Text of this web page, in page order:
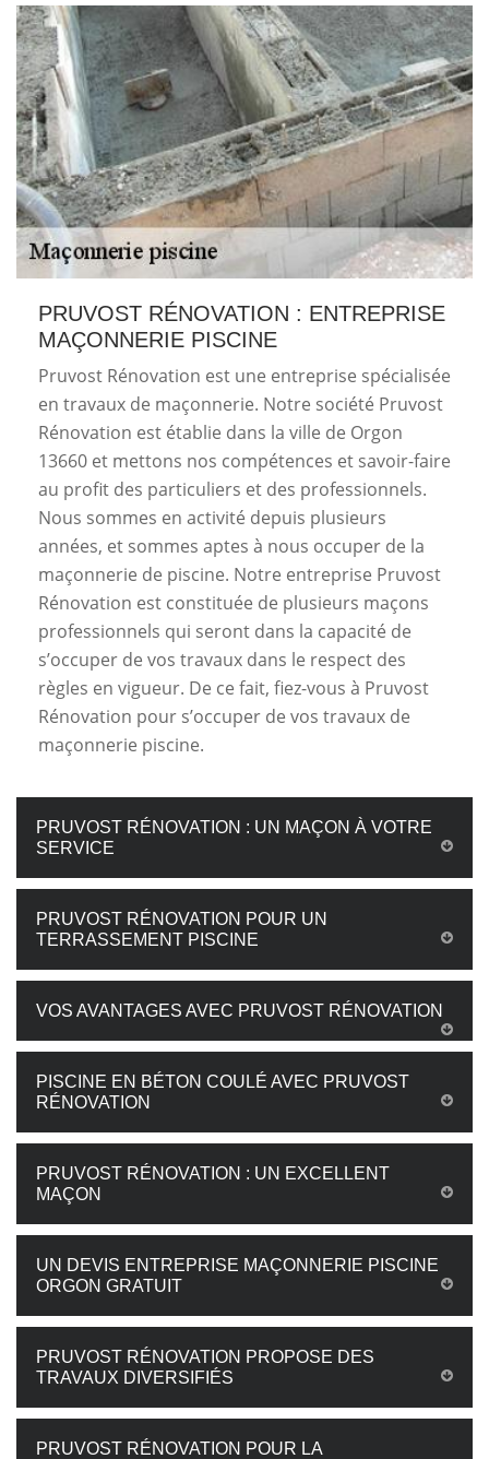
PRUVOST RÉNOVATION : ENTREPRISE
MAÇONNERIE PISCINE
Pruvost Rénovation est une entreprise spécialisée
en travaux de maçonnerie. Notre société Pruvost
Rénovation est établie dans la ville de Orgon
13660 et mettons nos compétences et savoir-faire
au profit des particuliers et des professionnels.
Nous sommes en activité depuis plusieurs
années, et sommes aptes à nous occuper de la
maçonnerie de piscine. Notre entreprise Pruvost
Rénovation est constituée de plusieurs maçons
professionnels qui seront dans la capacité de
s’occuper de vos travaux dans le respect des
règles en vigueur. De ce fait, fiez-vous à Pruvost
Rénovation pour s’occuper de vos travaux de
maçonnerie piscine.
PRUVOST RÉNOVATION : UN MAÇON À VOTRE
SERVICE
PRUVOST RÉNOVATION POUR UN
TERRASSEMENT PISCINE
VOS AVANTAGES AVEC PRUVOST RÉNOVATION
PISCINE EN BÉTON COULÉ AVEC PRUVOST
RÉNOVATION
PRUVOST RÉNOVATION : UN EXCELLENT
MAÇON
UN DEVIS ENTREPRISE MAÇONNERIE PISCINE
ORGON GRATUIT
PRUVOST RÉNOVATION PROPOSE DES
TRAVAUX DIVERSIFIÉS
PRUVOST RÉNOVATION POUR LA